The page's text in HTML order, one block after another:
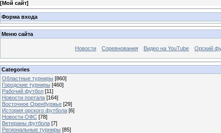
[Мой сайт]
Форма входа
Меню сайта
Новости Соревнования Видео на YouTube Орский
Categories
Областные турниры [860]
Городские турниры [460]
Рабочий футбол [11]
Новости портала [164]
Восточное Оренбуржье [29]
История орского футбола [6]
Новости ОФС [78]
Ветераны футбола [7]
Региональные турниры [85]